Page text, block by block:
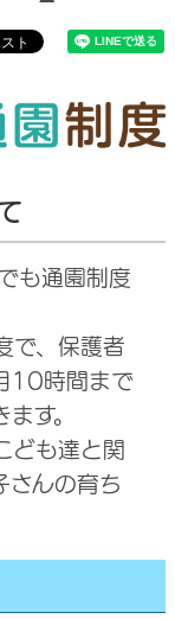
も通園制度
で、保護者
10時間まで
す。
ども達と関
さんの育ち